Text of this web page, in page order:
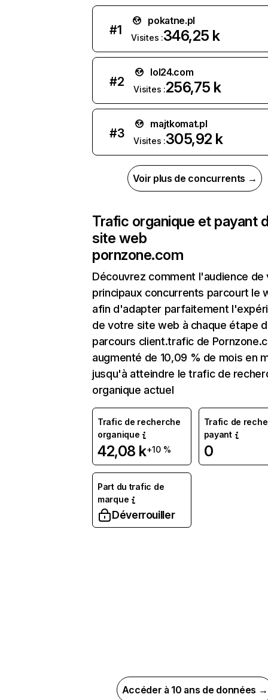
#1
pokatne.pl
Visites :346,25 k
#2
lol24.com
Visites :256,75 k
#3
majtkomat.pl
Visites :305,92 k
Voir plus de concurrents →
Trafic organique et payant
site web
pornzone.com
Découvrez comment l'audience de
principaux concurrents parcourt le
afin d'adapter parfaitement
de votre site web à chaque étape
parcours client.trafic de
augmenté de 10,09 % de mois en
jusqu'à atteindre le trafic de
organique actuel
Trafic de recherche
organique
42,08 k+10 %
Trafic de
payant
0
Part du trafic de
marque
Déverrouiller
Accéder à 10 ans de données →